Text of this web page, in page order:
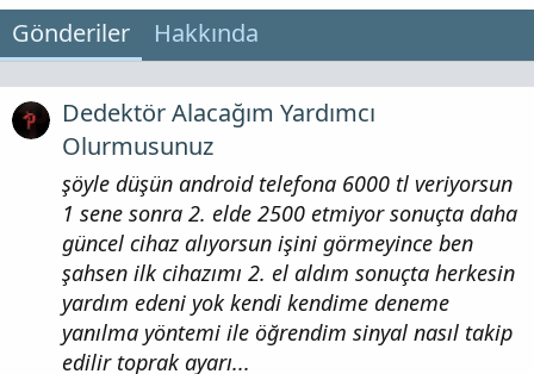
Gönderiler Hakkında
Dedektör Alacağım Yardımcı
Olurmusunuz
şöyle düşün android telefona 6000 tl veriyorsun
1 sene sonra 2. elde 2500 etmiyor sonuçta daha
güncel cihaz alıyorsun işini görmeyince ben
şahsen ilk cihazımı 2. el aldım sonuçta herkesin
yardım edeni yok kendi kendime deneme
yanılma yöntemi ile öğrendim sinyal nasıl takip
edilir toprak ayarı...